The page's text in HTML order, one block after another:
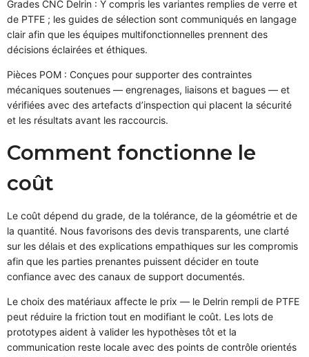
Grades CNC Delrin : Y compris les variantes remplies de verre et
de PTFE ; les guides de sélection sont communiqués en langage
clair afin que les équipes multifonctionnelles prennent des
décisions éclairées et éthiques.
Pièces POM : Conçues pour supporter des contraintes
mécaniques soutenues — engrenages, liaisons et bagues — et
vérifiées avec des artefacts d’inspection qui placent la sécurité
et les résultats avant les raccourcis.
Comment fonctionne le
coût
Le coût dépend du grade, de la tolérance, de la géométrie et de
la quantité. Nous favorisons des devis transparents, une clarté
sur les délais et des explications empathiques sur les compromis
afin que les parties prenantes puissent décider en toute
confiance avec des canaux de support documentés.
Le choix des matériaux affecte le prix — le Delrin rempli de PTFE
peut réduire la friction tout en modifiant le coût. Les lots de
prototypes aident à valider les hypothèses tôt et la
communication reste locale avec des points de contrôle orientés